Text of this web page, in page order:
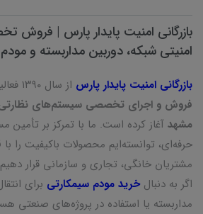
بازرگانی امنیت پایدار پارس | فروش
امنیتی شبکه، دوربین مداربسته و
بازرگانی امنیت پایدار پارس از سال ۱۳۹۰ فعالیت خود را در حوزه
فروش و اجرای تخصصی سیستم‌های نظارتی
مشهد آغاز کرده است. ما با تمرکز بر تأمین
حرفه‌ای، توانسته‌ایم محصولات باکیفیت را با
مشتریان خانگی، تجاری و سازمانی قرار
اگر به دنبالخرید مودم سیمکارتی برای
مداربسته یا استفاده در پروژه‌های صنعتی